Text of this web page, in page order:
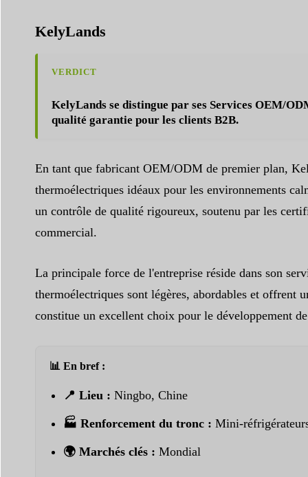
KelyLands
VERDICT
KelyLands se distingue par ses Services OEM/
qualité garantie pour les clients B2B.
En tant que fabricant OEM/ODM de premier plan,
thermoélectriques idéaux pour les environnements
un contrôle de qualité rigoureux, soutenu par les
commercial.
La principale force de l'entreprise réside dans son
thermoélectriques sont légères, abordables et offrent
constitue un excellent choix pour le développement
📊 En bref :
📍 Lieu : Ningbo, Chine
🏭 Renforcement du tronc : Mini-
🌍 Marchés clés : Mondial